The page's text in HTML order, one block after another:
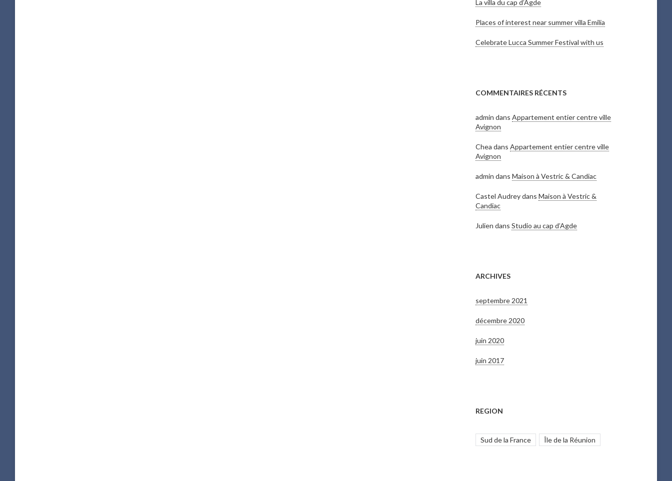
La villa du cap d’Agde
Places of interest near summer villa Emilia
Celebrate Lucca Summer Festival with us
COMMENTAIRES RÉCENTS
admin dans Appartement entier centre ville
Avignon
Chea dans Appartement entier centre ville
Avignon
admin dans Maison à Vestric & Candiac
Castel Audreydans Maison à Vestric &
Candiac
Julien dans Studio au cap d’Agde
ARCHIVES
septembre 2021
décembre 2020
juin 2020
juin 2017
REGION
Sud de la France Île de la Réunion